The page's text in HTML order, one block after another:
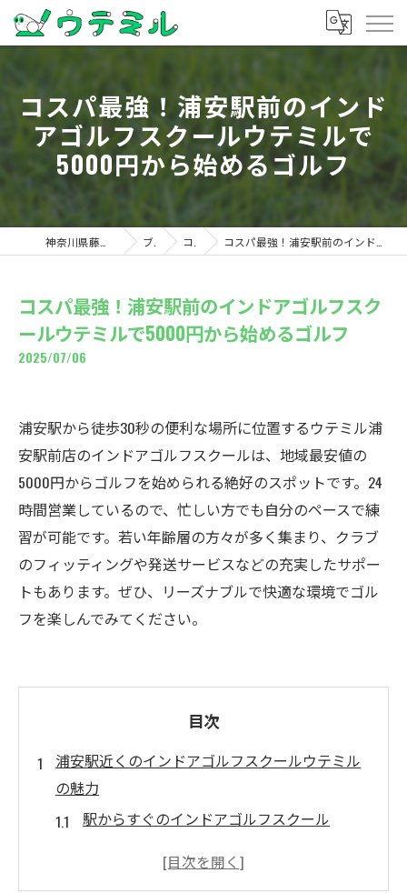
コスパ最強！浦安駅前のインド
アゴルフスクールウテミルで
5000円から始めるゴルフ
ブログ コラム コスパ最強！浦安駅前のインドアゴルフスクールウテミルで5000円から始めるゴルフ
コスパ最強！浦安駅前のインドアゴルフスク
ールウテミルで5000円から始めるゴルフ
2025/07/06
浦安駅から徒歩30秒の便利な場所に位置するウテミル浦
安駅前店のインドアゴルフスクールは、地域最安値の
5000円からゴルフを始められる絶好のスポットです。24
時間営業しているので、忙しい方でも自分のペースで練
習が可能です。若い年齢層の方々が多く集まり、クラブ
のフィッティングや発送サービスなどの充実したサポー
トもあります。ぜひ、リーズナブルで快適な環境でゴル
フを楽しんでみてください。
目次
浦安駅近くのインドアゴルフスクールウテミル
の魅力
駅からすぐのインドアゴルフスクール
若者が集まる最新設備の充実度